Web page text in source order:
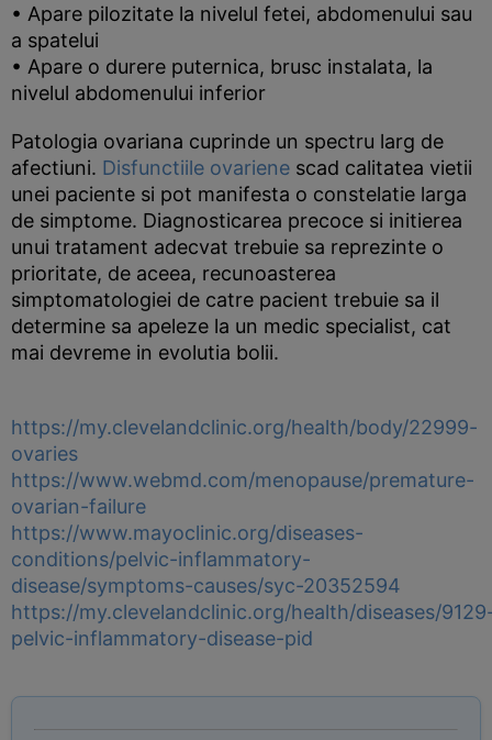
• Apare pilozitate la nivelul fetei, abdomenului sau
a spatelui
• Apare o durere puternica, brusc instalata, la
nivelul abdomenului inferior
Patologia ovariana cuprinde un spectru larg de
afectiuni. Disfunctiile ovariene scad calitatea vietii
unei paciente si pot manifesta o constelatie larga
de simptome. Diagnosticarea precoce si initierea
unui tratament adecvat trebuie sa reprezinte o
prioritate, de aceea, recunoasterea
simptomatologiei de catre pacient trebuie sa il
determine sa apeleze la un medic specialist, cat
mai devreme in evolutia bolii.
https://my.clevelandclinic.org/health/body/22999-
ovaries
https://www.webmd.com/menopause/premature-
ovarian-failure
https://www.mayoclinic.org/diseases-
conditions/pelvic-inflammatory-
disease/symptoms-causes/syc-20352594
https://my.clevelandclinic.org/health/diseases/
pelvic-inflammatory-disease-pid